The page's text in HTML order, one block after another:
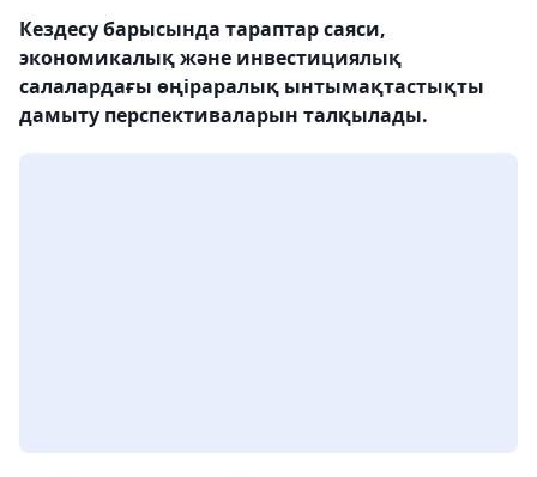
Кездесу барысында тараптар саяси,
экономикалық және инвестициялық
салалардағы өңіраралық ынтымақтастықты
дамыту перспективаларын талқылады.